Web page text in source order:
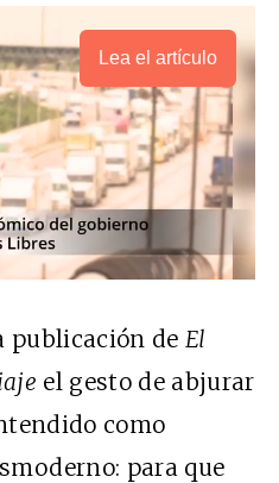
Lea el artículo
publicación de El
el gesto de abjurar
como
para que